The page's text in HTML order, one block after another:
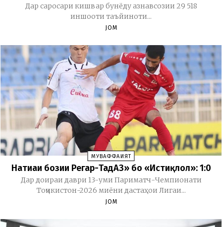
Дар саросари кишвар бунёду азнавсозии 29 518
иншооти таъйиноти...
JOM
МУВАФФАҚИЯТ
Натиҷаи бозии Регар-ТадАЗ» бо «Истиқлол»: 1:0
Дар доираи даври 13-уми Париматч-Чемпионати
Тоҷикистон-2026 миёни дастаҳои Лигаи...
JOM